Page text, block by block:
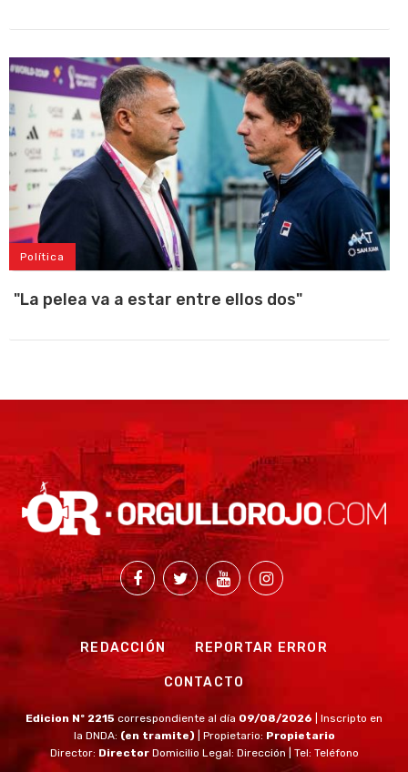
Política
"La pelea va a estar entre ellos dos"
REDACCIÓN REPORTAR ERROR
CONTACTO
Edicion Nº 2215 correspondiente al día 09/08/2026
| Inscripto en
la DNDA: (en tramite) | Propietario: Propietario
Director: Director Domicilio Legal: Dirección | Tel: Teléfono